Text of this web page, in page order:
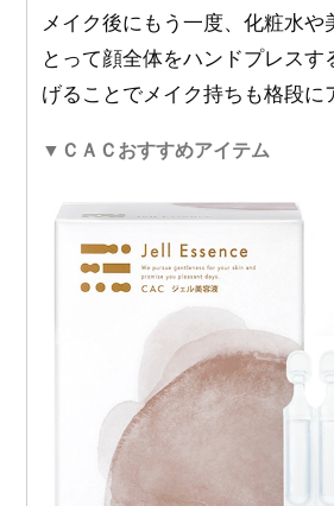
メイク後にもう一度、化粧水や
とって顔全体をハンドプレスす
げることでメイク持ちも格段に
▼ＣＡＣおすすめアイテム